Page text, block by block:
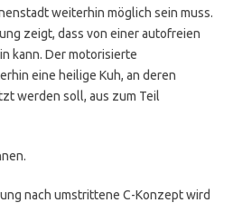
weiterhin möglich sein muss.
zeigt, dass von einer autofreien
kann. Der motorisierte
eine heilige Kuh, an deren
werden soll, aus zum Teil
nach umstrittene C-Konzept wird